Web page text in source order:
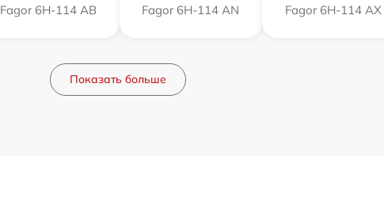
Fagor 6H-114 AB Fagor 6H-114 AN Fagor 6H-114 AX
Показать больше